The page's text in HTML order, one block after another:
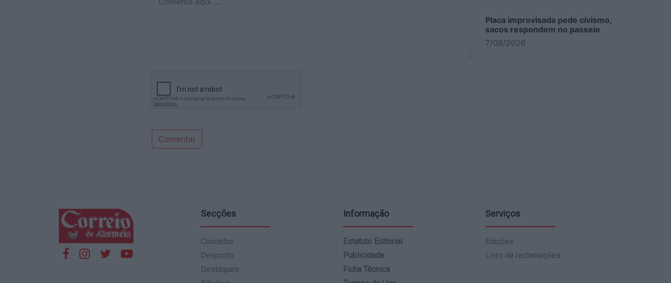
Comentar
Placa improvisada pede civismo,
sacos respondem no passeio
7/08/2026
Secções
Concelho
Desporto
Destaques
Informação
Estatuto Editorial
Publicidade
Ficha Técnica
Serviços
Edições
Livro de reclamações